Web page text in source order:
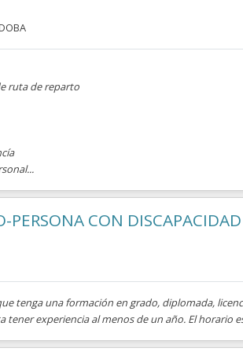
ruta de reparto
PERSONA CON DISCAPACIDAD
tenga una formación en grado, diplomada,
tener experiencia al menos de un año. El horario